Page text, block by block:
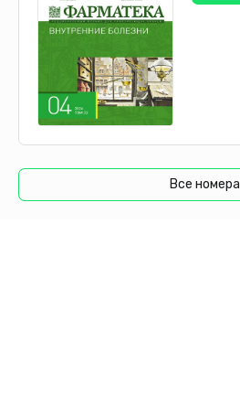
Все номера